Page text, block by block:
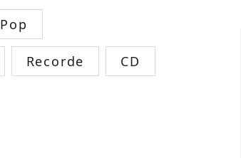
Pop
Recorde CD